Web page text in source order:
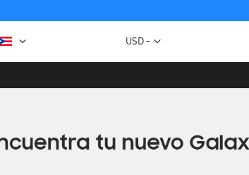
Moneda
USD -